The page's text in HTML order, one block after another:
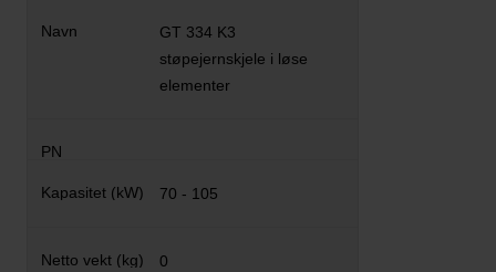
GT 334 K3
støpejernskjele i løse
elementer
70 - 105
0